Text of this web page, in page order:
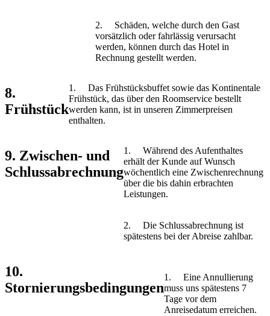
2. Schäden, welche durch den Gast
vorsätzlich oder fahrlässig verursacht
werden, können durch das Hotel in
Rechnung gestellt werden.
8.
Frühstück
1. Das Frühstücksbuffet sowie das Kontinentale
Frühstück, das über den Roomservice bestellt
werden kann, ist in unseren Zimmerpreisen
enthalten.
9. Zwischen- und
Schlussabrechnung
1. Während des Aufenthaltes
erhält der Kunde auf Wunsch
wöchentlich eine Zwischenrechnung
über die bis dahin erbrachten
Leistungen.
2. Die Schlussabrechnung ist
spätestens bei der Abreise zahlbar.
10.
Stornierungsbedingungen
1. Eine Annullierung
muss uns spätestens 7
Tage vor dem
Anreisedatum erreichen.